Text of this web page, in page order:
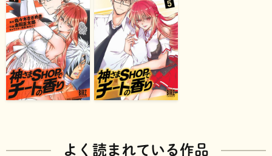
よく読まれている作品